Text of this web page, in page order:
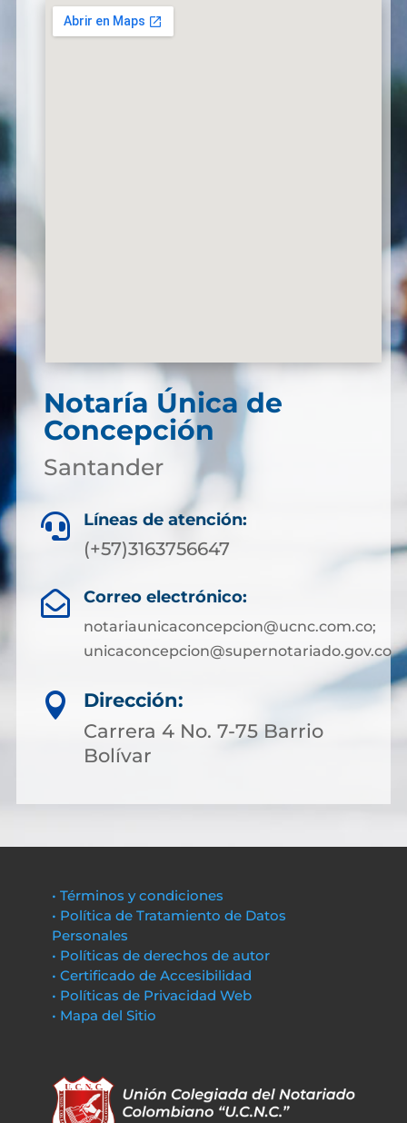
Notaría Única de
Concepción
Santander
 Líneas de atención:
(+57)3163756647
 Correo electrónico:
notariaunicaconcepcion@ucnc.com.co;
unicaconcepcion@supernotariado.gov.co

Dirección:
Carrera 4 No. 7-75 Barrio
Bolívar
• Términos y condiciones
• Política de Tratamiento de Datos
Personales
• Políticas de derechos de autor
• Certificado de Accesibilidad
• Políticas de Privacidad Web
• Mapa del Sitio